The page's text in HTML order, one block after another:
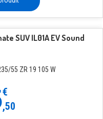
SUV IL01A EV Sound
55 ZR 19 105 W
€
,50